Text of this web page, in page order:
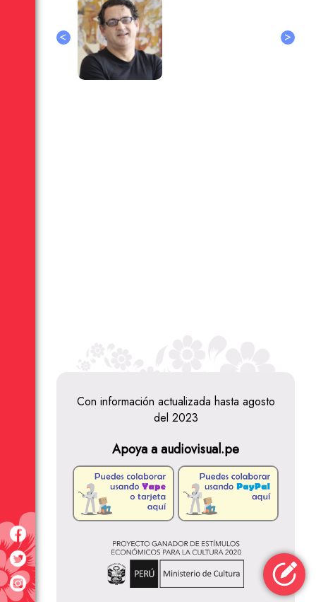
< >
Con información actualizada hasta agosto
del 2023
Apoya a audiovisual.pe
Sergio Galliani